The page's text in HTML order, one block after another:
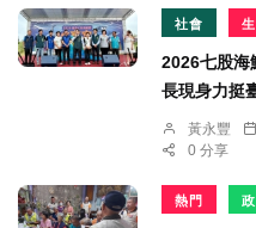
社會
2026七股海
長現身力挺
黃永豐
0 分享
熱門